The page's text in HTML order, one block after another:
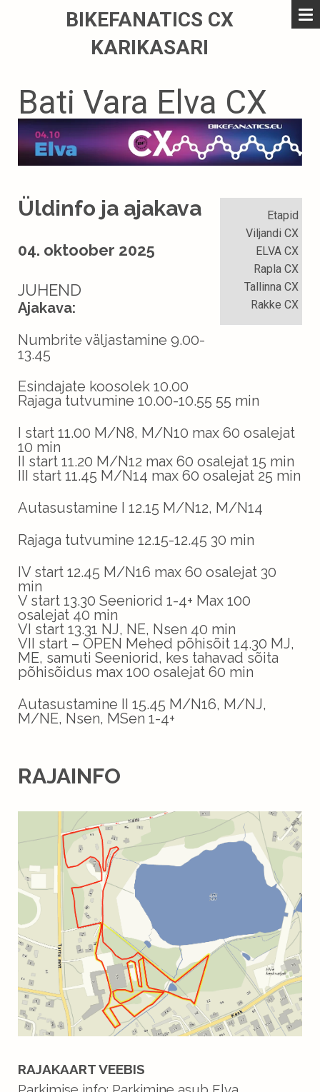
BIKEFANATICS CX
KARIKASARI
Bati Vara Elva CX
Etapid
Viljandi CX
ELVA CX
Rapla CX
Tallinna CX
Rakke CX
Üldinfo ja ajakava
04. oktoober 2025
JUHEND
Ajakava:
Numbrite väljastamine 9.00-
13.45
Esindajate koosolek 10.00
Rajaga tutvumine 10.00-10.55 55 min
I start 11.00 M/N8, M/N10 max 60 osalejat
10 min
II start 11.20 M/N12 max 60 osalejat 15 min
III start 11.45 M/N14 max 60 osalejat 25 min
Autasustamine I 12.15 M/N12, M/N14
Rajaga tutvumine 12.15-12.45 30 min
IV start 12.45 M/N16 max 60 osalejat 30
min
V start 13.30 Seeniorid 1-4+ Max 100
osalejat 40 min
VI start 13.31 NJ, NE, Nsen 40 min
VII start – OPEN Mehed põhisõit 14.30 MJ,
ME, samuti Seeniorid, kes tahavad sõita
põhisõidus max 100 osalejat 60 min
Autasustamine II 15.45 M/N16, M/NJ,
M/NE, Nsen, MSen 1-4+
RAJAINFO
RAJAKAART VEEBIS